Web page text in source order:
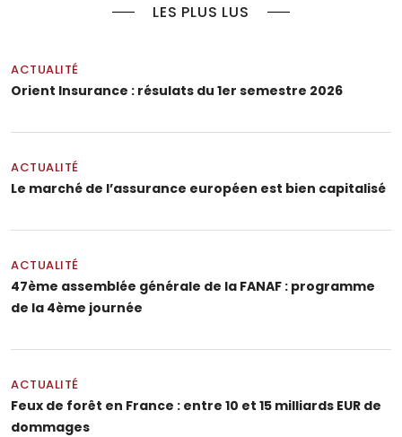
LES PLUS LUS
ACTUALITÉ
Orient Insurance : résulats du 1er semestre 2026
ACTUALITÉ
Le marché de l’assurance européen est bien capitalisé
ACTUALITÉ
47ème assemblée générale de la FANAF : programme
de la 4ème journée
ACTUALITÉ
Feux de forêt en France : entre 10 et 15 milliards EUR de
dommages